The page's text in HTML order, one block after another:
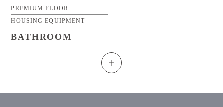
PREMIUM FLOOR
HOUSING EQUIPMENT
BATHROOM